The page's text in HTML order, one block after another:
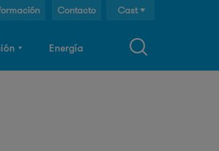
Energía
Cast
Eng
Contacto